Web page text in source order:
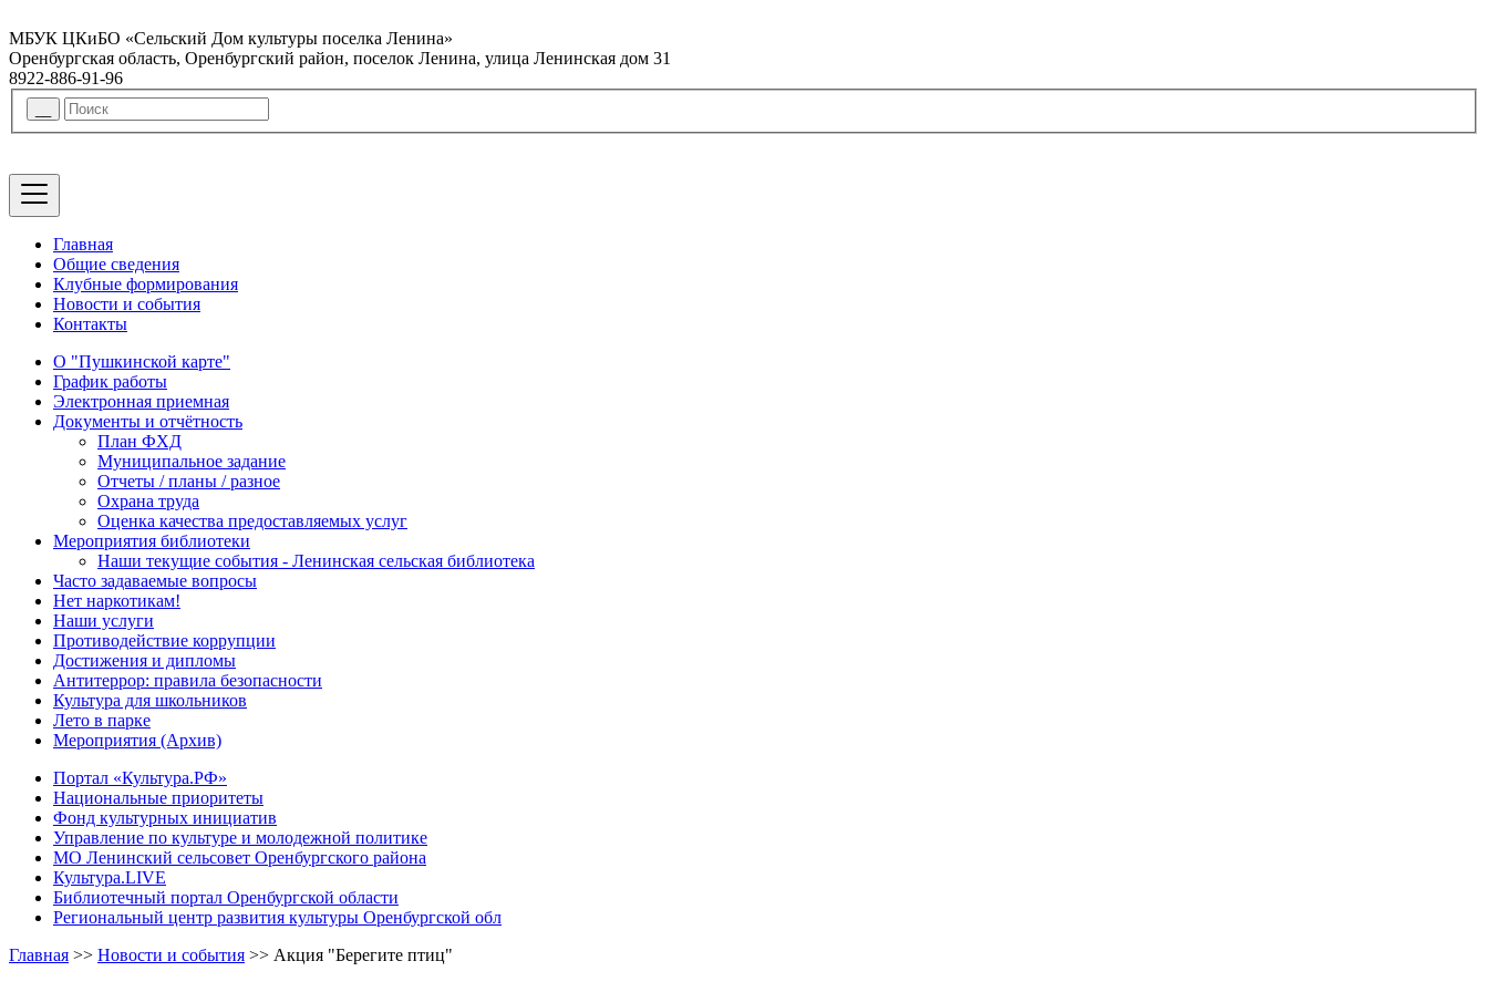
МБУК ЦКиБО «Сельский Дом культуры поселка Ленина»
Оренбургская область, Оренбургский район, поселок Ленина, улица Ленинская дом 31
8922-886-91-96
Главная
Общие сведения
Клубные формирования
Новости и события
Контакты
О "Пушкинской карте"
График работы
Электронная приемная
Документы и отчётность
План ФХД
Муниципальное задание
Отчеты / планы / разное
Охрана труда
Оценка качества предоставляемых услуг
Мероприятия библиотеки
Наши текущие события - Ленинская сельская библиотека
Часто задаваемые вопросы
Нет наркотикам!
Наши услуги
Противодействие коррупции
Достижения и дипломы
Антитеррор: правила безопасности
Культура для школьников
Лето в парке
Мероприятия (Архив)
Портал «Культура.РФ»
Национальные приоритеты
Фонд культурных инициатив
Управление по культуре и молодежной политике
МО Ленинский сельсовет Оренбургского района
Культура.LIVE
Библиотечный портал Оренбургской области
Региональный центр развития культуры Оренбургской обл
Главная >> Новости и события >> Акция "Берегите птиц"